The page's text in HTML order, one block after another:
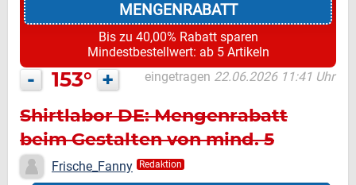
MENGENRABATT
Bis zu 40,00% Rabatt sparen
Mindestbestellwert: ab 5 Artikeln
- 153° + eingetragen 22.06.2026 11:41 Uhr
Shirtlabor DE: Mengenrabatt
beim Gestalten von mind. 5
Artikeln
Frische_Fanny Redaktion